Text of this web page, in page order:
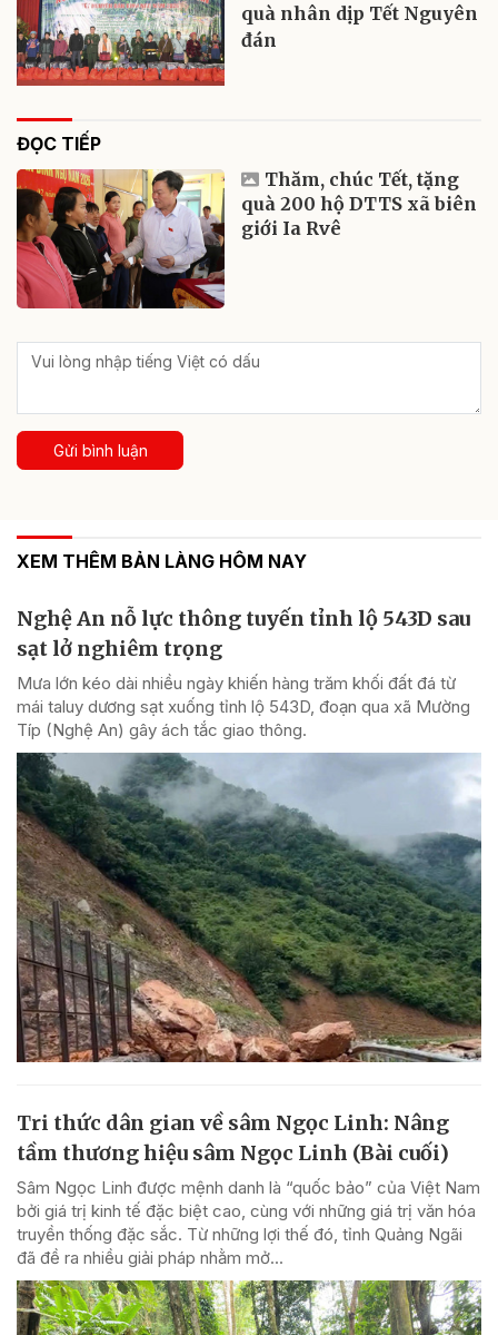
quà nhân dịp Tết Nguyên
đán
ĐỌC TIẾP
Thăm, chúc Tết, tặng
quà 200 hộ DTTS xã biên
giới Ia Rvê
Gửi bình luận
XEM THÊM BẢN LÀNG HÔM NAY
Nghệ An nỗ lực thông tuyến tỉnh lộ 543D sau
sạt lở nghiêm trọng
Mưa lớn kéo dài nhiều ngày khiến hàng trăm khối đất đá từ
mái taluy dương sạt xuống tỉnh lộ 543D, đoạn qua xã Mường
Típ (Nghệ An) gây ách tắc giao thông.
Tri thức dân gian về sâm Ngọc Linh: Nâng
tầm thương hiệu sâm Ngọc Linh (Bài cuối)
Sâm Ngọc Linh được mệnh danh là “quốc bảo” của Việt Nam
bởi giá trị kinh tế đặc biệt cao, cùng với những giá trị văn hóa
truyền thống đặc sắc. Từ những lợi thế đó, tỉnh Quảng Ngãi
đã đề ra nhiều giải pháp nhằm mở...